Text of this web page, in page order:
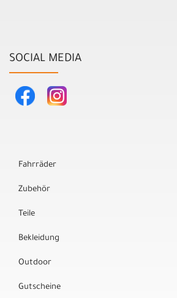
SOCIAL MEDIA
Fahrräder
Zubehör
Teile
Bekleidung
Outdoor
Gutscheine